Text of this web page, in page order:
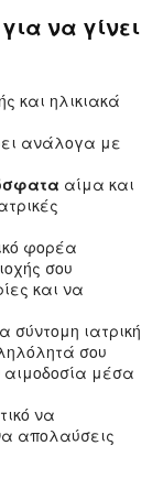
να γίνει
και ηλικιακά
ανάλογα με
αίμα και
φορέα
σου
και να
σύντομη ιατρική
σου
αιμοδοσία μέσα
να
απολαύσεις